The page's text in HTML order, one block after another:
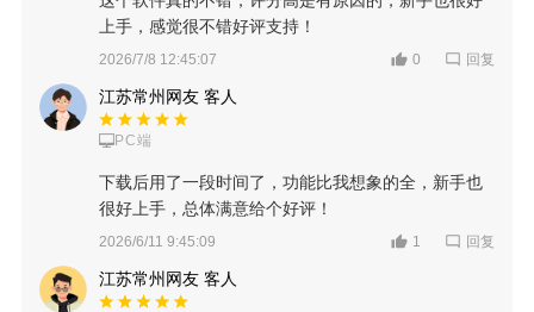
上手，感觉很不错好评支持！
2026/7/8 12:45:07 0 回复
江苏常州网友 客人
PC端
下载后用了一段时间了，功能比我想象的全，新手也
很好上手，总体满意给个好评！
2026/6/11 9:45:09 1 回复
江苏常州网友 客人